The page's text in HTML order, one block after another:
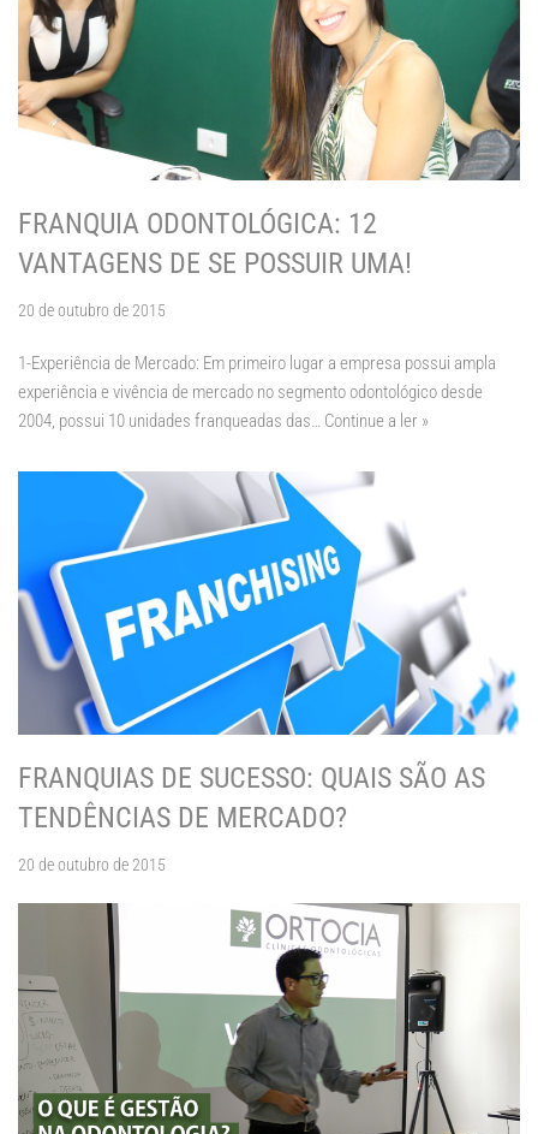
FRANQUIA ODONTOLÓGICA: 12
VANTAGENS DE SE POSSUIR UMA!
20 de outubro de 2015
1-Experiência de Mercado: Em primeiro lugar a empresa possui ampla
experiência e vivência de mercado no segmento odontológico desde
2004, possui 10 unidades franqueadas das… Continue a ler »
FRANQUIAS DE SUCESSO: QUAIS SÃO AS
TENDÊNCIAS DE MERCADO?
20 de outubro de 2015